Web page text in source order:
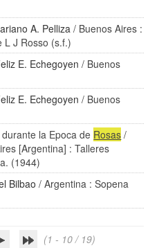
A. Pelliza/ Buenos Aires :
L J Rosso (s.f.)
E. Echegoyen / Buenos
E. Echegoyen / Buenos
la Epoca de Rosas /
[Argentina] : Talleres
(1944)
Bilbao / Argentina : Sopena
(1 - 10 / 19)